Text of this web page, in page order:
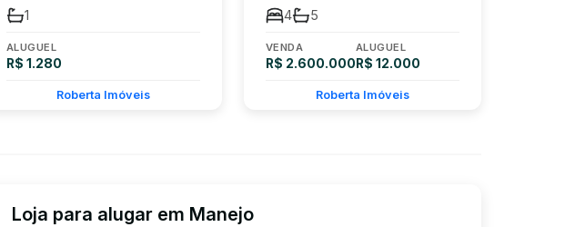
1
ALUGUEL
R$ 1.280
Roberta Imóveis
4 5
VENDA
R$ 2.600.000
ALUGUEL
R$ 12.000
Roberta Imóveis
Loja para alugar em Manejo